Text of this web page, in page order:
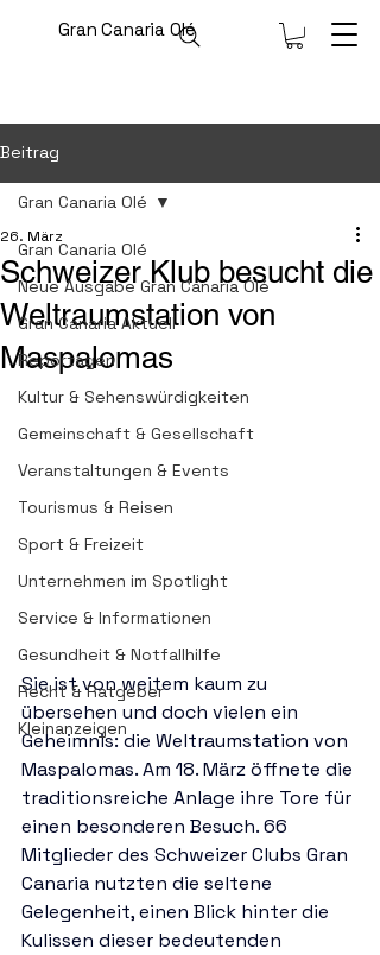
Gran Canaria Olé
Beitrag
Gran Canaria Olé
Neue Ausgabe Gran Canaria Olé
Gran Canaria Aktuell
Reportagen
Kultur & Sehenswürdigkeiten
Gemeinschaft & Gesellschaft
Veranstaltungen & Events
Tourismus & Reisen
Sport & Freizeit
Unternehmen im Spotlight
Service & Informationen
Gesundheit & Notfallhilfe
Recht & Ratgeber
Kleinanzeigen
Gran Canaria Olé
Schweizer Klub besucht die
Weltraumstation von
Maspalomas
26. März
Sie ist von weitem kaum zu
übersehen und doch vielen ein
Geheimnis: die Weltraumstation von
Maspalomas. Am 18. März öffnete die
traditionsreiche Anlage ihre Tore für
einen besonderen Besuch. 66
Mitglieder des Schweizer Clubs Gran
Canaria nutzten die seltene
Gelegenheit, einen Blick hinter die
Kulissen dieser bedeutenden